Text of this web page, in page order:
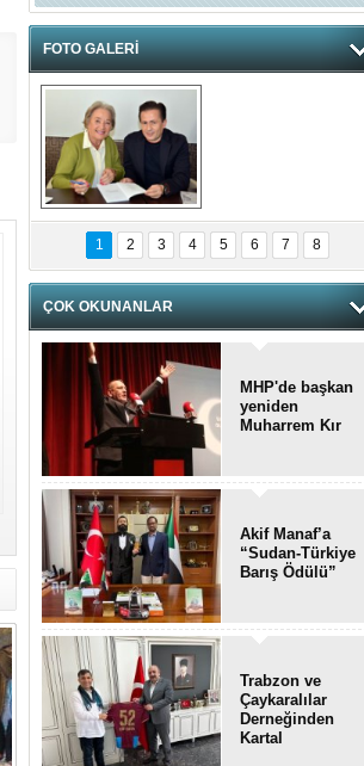
FOTO GALERİ
hnzzzna
1 2 3 4 5 6 7 8
ÇOK OKUNANLAR
MHP'de başkan
yeniden
Muharrem Kır
Akif Manaf’a
“Sudan-Türkiye
Barış Ödülü”
Trabzon ve
Çaykaralılar
Derneğinden
Kartal